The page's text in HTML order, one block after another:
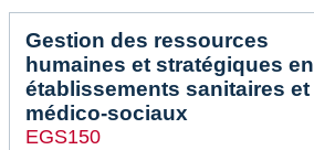
Gestion des ressources
humaines et stratégiques en
établissements sanitaires et
médico-sociaux
EGS150